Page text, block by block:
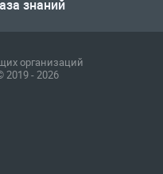
знаний
организаций
2019 - 2026